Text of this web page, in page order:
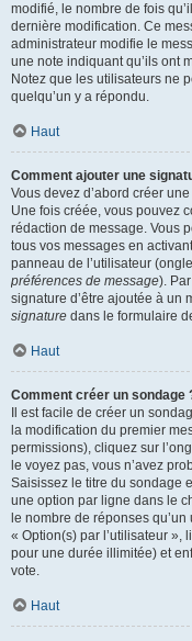
modifié, le nombre de fois
dernière modification. Ce
administrateur modifie le
une note indiquant qu’ils ont
Notez que les utilisateurs ne
quelqu’un y a répondu.
Haut
Comment ajouter une
Vous devez d’abord créer
Une fois créée, vous pouvez
rédaction de message. Vous
tous vos messages en
panneau de l’utilisateur
préférences de message).
signature d’être ajoutée à un
signature dans le formulaire
Haut
Comment créer un sondage
Il est facile de créer un
la modification du premier
permissions), cliquez sur
le voyez pas, vous n’avez
Saisissez le titre du sondage
une option par ligne dans le
le nombre de réponses
« Option(s) par l’utilisateur »,
pour une durée illimitée) et
vote.
Haut